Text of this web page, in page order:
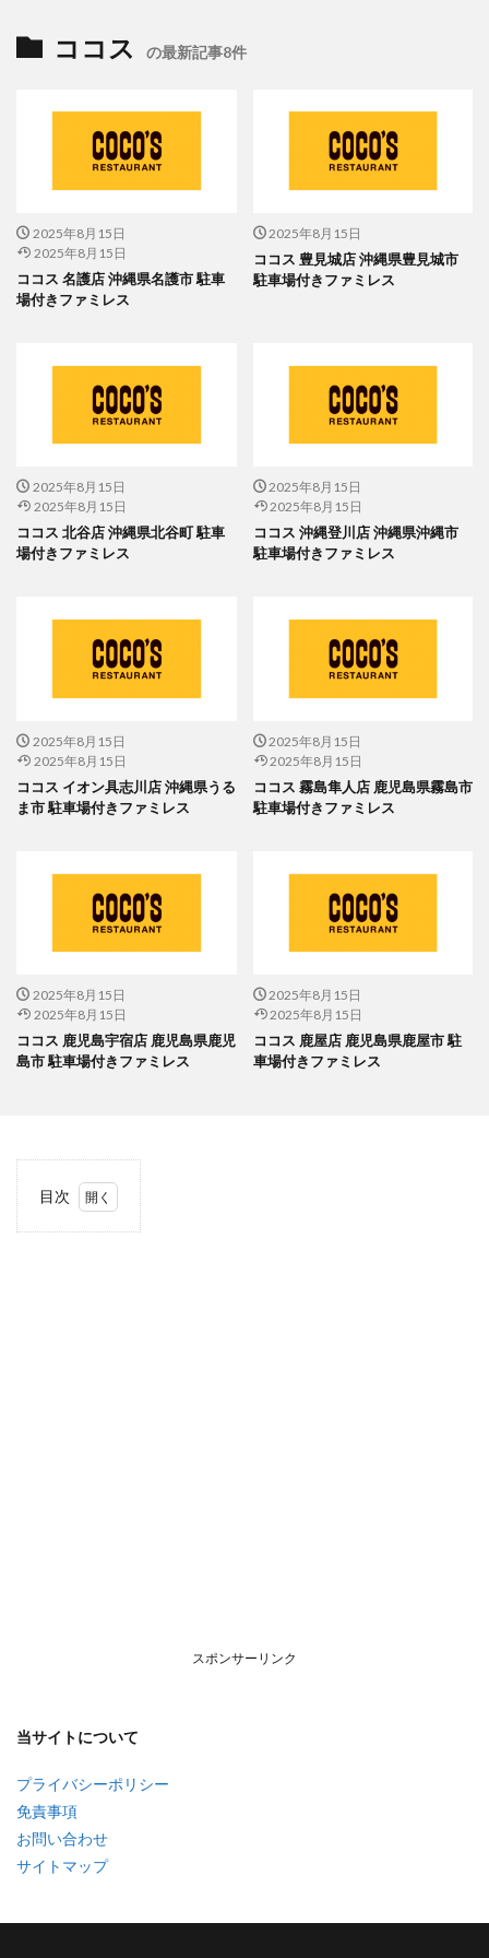
ココス の最新記事8件
2025年8月15日
2025年8月15日
ココス 名護店 沖縄県名護市 駐車
場付きファミレス
2025年8月15日
ココス 豊見城店 沖縄県豊見城市
駐車場付きファミレス
2025年8月15日
2025年8月15日
ココス 北谷店 沖縄県北谷町 駐車
場付きファミレス
2025年8月15日
2025年8月15日
ココス 沖縄登川店 沖縄県沖縄市
駐車場付きファミレス
2025年8月15日
2025年8月15日
ココス イオン具志川店 沖縄県うる
ま市 駐車場付きファミレス
2025年8月15日
2025年8月15日
ココス 霧島隼人店 鹿児島県霧島市
駐車場付きファミレス
2025年8月15日
2025年8月15日
ココス 鹿児島宇宿店 鹿児島県鹿児
島市 駐車場付きファミレス
2025年8月15日
2025年8月15日
ココス 鹿屋店 鹿児島県鹿屋市 駐
車場付きファミレス
目次
スポンサーリンク
当サイトについて
プライバシーポリシー
免責事項
お問い合わせ
サイトマップ